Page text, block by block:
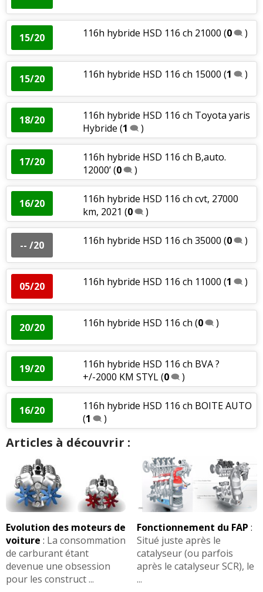
15/20 116h hybride HSD 116 ch 21000 (0 )
15/20 116h hybride HSD 116 ch 15000 (1 )
18/20
116h hybride HSD 116 ch Toyota yaris
Hybride (1 )
17/20
116h hybride HSD 116 ch B,auto.
12000’(0 )
16/20
116h hybride HSD 116 ch cvt, 27000
km, 2021 (0 )
-- /20 116h hybride HSD 116 ch 35000 (0 )
05/20 116h hybride HSD 116 ch 11000 (1 )
20/20 116h hybride HSD 116 ch (0 )
19/20
116h hybride HSD 116 ch BVA ?
+/-2000 KM STYL(0 )
16/20
116h hybride HSD 116 ch BOITE AUTO
(1 )
Articles à découvrir :
Evolution des moteurs de
voiture : La consommation
de carburant étant
devenue une obsession
pour les construct ...
Fonctionnement du FAP :
Situé juste après le
catalyseur (ou parfois
après le catalyseur SCR), le
...